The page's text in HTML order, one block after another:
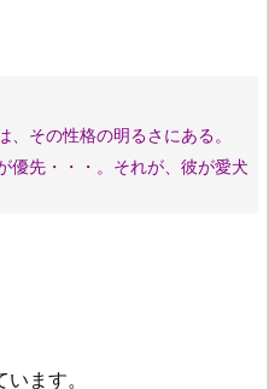
、その性格の明るさにある。
優先・・・。それが、彼が愛犬
ます。